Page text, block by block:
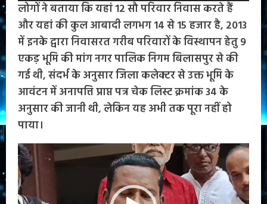
लोगों ने बताया कि यहां 12 सौ परिवार निवास करते हैं
और यहां की कुल आबादी लगभग 14 से 15 हजार है, 2013
में इनके द्वारा निवासरत गरीब परिवारों के विस्थापन हेतु 9
एकड़ भूमि की मांग नगर पालिक निगम बिलासपुर से की
गई थी, संदर्भ के अनुसार जिला कलेक्टर से उक्त भूमि के
आवंटन में अनापत्ति प्राप्त पत्र चेक लिस्ट क्रमांक 34 के
अनुसार की जानी थी, लेकिन यह अभी तक पूरा नहीं हो
पाया।
Video
Player